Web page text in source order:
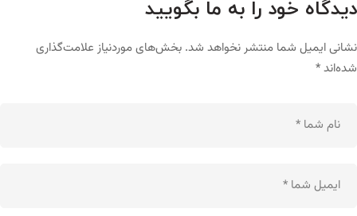
دیدگاه خود را به ما بگویید
نشانی ایمیل شما منتشر نخواهد شد. بخش‌های موردنیاز علامت‌گذاری
شده‌اند*